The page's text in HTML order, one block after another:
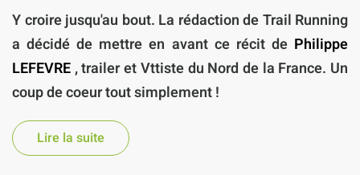
Y croire jusqu'au bout. La rédaction de Trail Running
a décidé de mettre en avant ce récit de Philippe
LEFEVRE, trailer et Vttiste du Nord de la France. Un
coup de coeur tout simplement !
Lire la suite